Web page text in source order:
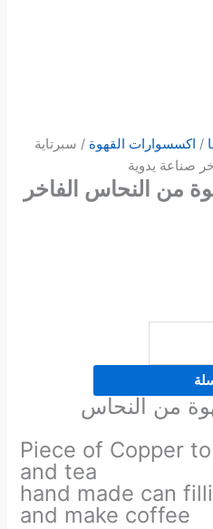
/ اكسسوارات القهوة / سبرتاية
صناعة يدوية
من النحاس الفاخر
من النحاس
Piece of Copper
and tea
hand made can
and make coffee